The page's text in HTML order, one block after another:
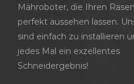
Mähroboter, die Ihren
perfekt aussehen lassen.
sind einfach zu installieren
jedes Mal ein exzellentes
Schneidergebnis!